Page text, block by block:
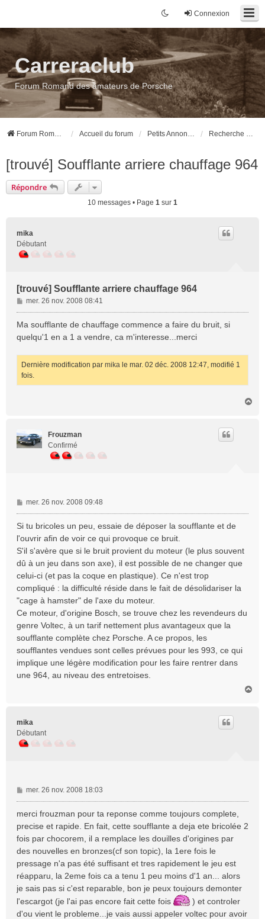
Connexion
Carreraclub
Forum Romand des amateurs de Porsche
Forum Romand des amateurs de Porsche Accueil du forum Petits Annonces Recherche pièces
[trouvé] Soufflante arriere chauffage 964
Répondre
10 messages • Page 1 sur 1
mika
Débutant
[trouvé] Soufflante arriere chauffage 964
M
e
s
g
e
mer. 26 nov. 2008 08:41
Ma soufflante de chauffage commence a faire du bruit, si
quelqu'1 en a 1 a vendre, ca m'interesse...merci
Dernière modification par mika le mar. 02 déc. 2008 12:47, modifié 1
fois.
Frouzman
Confirmé
M
e
s
g
e
mer. 26 nov. 2008 09:48
Si tu bricoles un peu, essaie de déposer la soufflante et de
l'ouvrir afin de voir ce qui provoque ce bruit.
S'il s'avère que si le bruit provient du moteur (le plus souvent
dû à un jeu dans son axe), il est possible de ne changer que
celui-ci (et pas la coque en plastique). Ce n'est trop
compliqué : la difficulté réside dans le fait de désolidariser la
"cage à hamster" de l'axe du moteur.
Ce moteur, d'origine Bosch, se trouve chez les revendeurs du
genre Voltec, à un tarif nettement plus avantageux que la
soufflante complète chez Porsche. A ce propos, les
soufflantes vendues sont celles prévues pour les 993, ce qui
implique une légère modification pour les faire rentrer dans
une 964, au niveau des entretoises.
mika
Débutant
M
e
s
g
e
mer. 26 nov. 2008 18:03
merci frouzman pour ta reponse comme toujours complete,
precise et rapide. En fait, cette soufflante a deja ete bricolée 2
fois par chocorem, il a remplace les douilles d'origines par
des nouvelles en bronzes(cf son topic), la 1ere fois le
pressage n'a pas été suffisant et tres rapidement le jeu est
réapparu, la 2eme fois ca a tenu 1 peu moins d'1 an... alors
je sais pas si c'est reparable, bon je peux toujours demonter
l'escargot (je l'ai pas encore fait cette fois
) et controler
d'ou vient le probleme...je vais aussi appeler voltec pour avoir